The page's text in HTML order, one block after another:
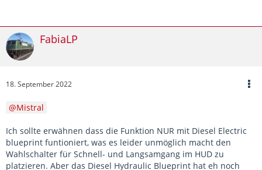
FabiaLP
18. September 2022
Mistral
Ich sollte erwähnen dass die Funktion NUR mit Diesel Electric
blueprint funtioniert, was es leider unmöglich macht den
Wahlschalter für Schnell- und Langsamgang im HUD zu
platzieren. Aber das Diesel Hydraulic Blueprint hat eh noch